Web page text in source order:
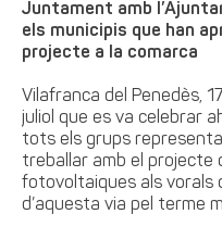
Juntament amb
els municipis que han
projecte a la comarca
Vilafranca del Penedès,
juliol que es va celebrar
tots els grups
treballar amb el projecte
fotovoltaiques als vorals
d’aquesta via pel terme